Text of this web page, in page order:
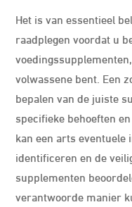
Het is van essentieel
raadplegen voordat u
volwassene bent. Een
bepalen van de juiste
specifieke behoeften
kan een arts
identificeren en de
supplementen
verantwoorde manier